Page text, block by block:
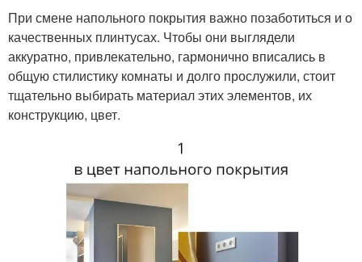
При смене напольного покрытия важно позаботиться и о
качественных плинтусах. Чтобы они выглядели
аккуратно, привлекательно, гармонично вписались в
общую стилистику комнаты и долго прослужили, стоит
тщательно выбирать материал этих элементов, их
конструкцию, цвет.